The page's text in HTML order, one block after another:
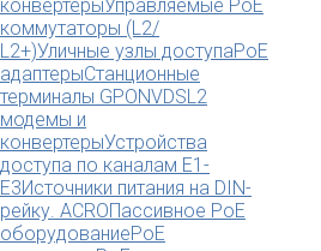
конвертерыУправляемые PoE
коммутаторы (L2/
L2+)Уличные узлы доступаPoE
адаптерыСтанционные
терминалы GPONVDSL2
модемы и
конвертерыУстройства
доступа по каналам E1-
E3Источники питания на DIN-
рейку. ACROПассивное PoE
оборудованиеPoE